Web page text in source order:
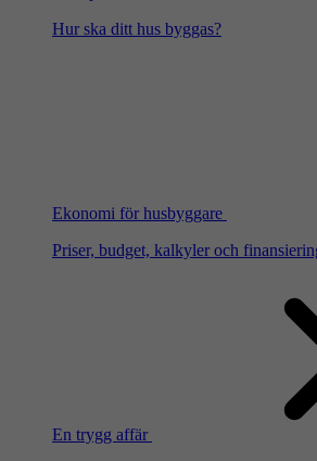
Hur ska ditt hus byggas?
Ekonomi för husbyggare
Priser, budget, kalkyler och
En trygg affär